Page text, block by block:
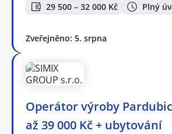
29 500 – 32 000 Kč Plný
Zveřejněno: 5. srpna
Operátor výroby
až 39 000 Kč + ubytování